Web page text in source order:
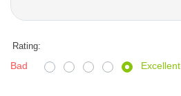
Rating:
Bad Excellent